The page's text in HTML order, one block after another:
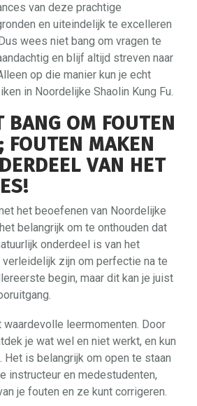
van deze prachtige
en uiteindelijk te excelleren
wees niet bang om vragen te
en blijf altijd streven naar
op die manier kun je echt
in Noordelijke Shaolin Kung Fu.
BANG OM FOUTEN
FOUTEN MAKEN
VAN HET
het beoefenen van Noordelijke
belangrijk om te onthouden dat
onderdeel is van het
verleidelijk zijn om perfectie na te
begin, maar dit kan je juist
waardevolle leermomenten. Door
je wat wel en niet werkt, en kun
is belangrijk om open te staan
instructeur en medestudenten,
je fouten en ze kunt corrigeren.